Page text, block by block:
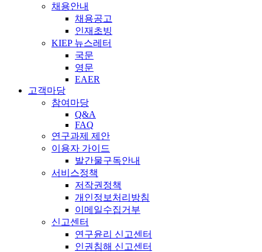
채용안내
채용공고
인재초빙
KIEP 뉴스레터
국문
영문
EAER
고객마당
참여마당
Q&A
FAQ
연구과제 제안
이용자 가이드
발간물구독안내
서비스정책
저작권정책
개인정보처리방침
이메일수집거부
신고센터
연구윤리 신고센터
인권침해 신고센터